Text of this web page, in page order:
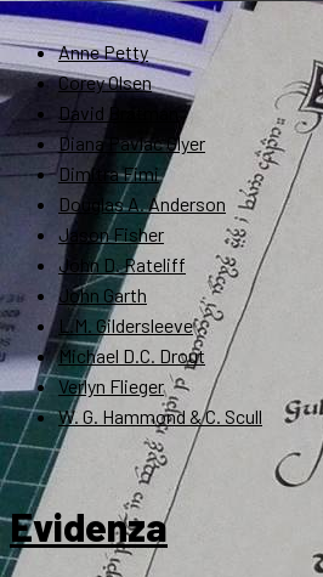
Anne Petty
Corey Olsen
David Bratman
Diana Pavlac Glyer
Dimitra Fimi
Douglas A. Anderson
Jason Fisher
John D. Rateliff
John Garth
L.M. Gildersleeve
Michael D.C. Drout
Verlyn Flieger
W. G. Hammond & C. Scull
Evidenza